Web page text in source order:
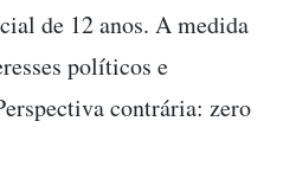
de 12 anos. A medida
políticos e
contrária: zero